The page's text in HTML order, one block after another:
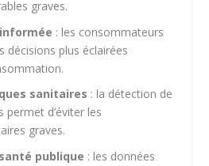
graves.
: les consommateurs
décisions plus éclairées
sanitaires : la détection de
permet d’éviter les
graves.
publique : les données